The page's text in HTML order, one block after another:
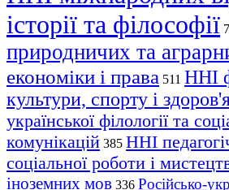
історії та філософії
природничих та
економіки і права 511 ННІ
культури, спорту і
української філології та
комунікацій 385 ННІ
соціальної роботи і
іноземних мов 336 Російсько-